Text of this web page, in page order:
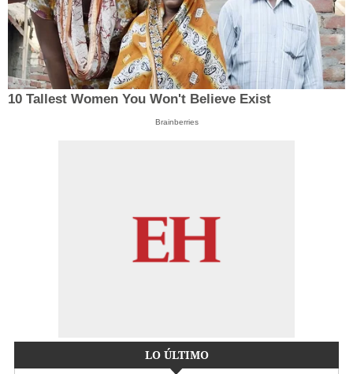
10 Tallest Women You Won't Believe Exist
Brainberries
LO ÚLTIMO